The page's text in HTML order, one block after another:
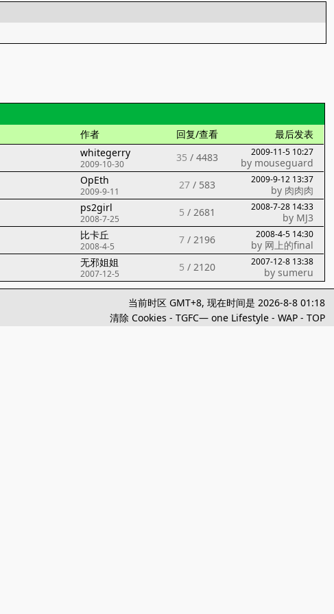
作者 回复/查看 最后发表
whitegerry
2009-10-30
35 / 4483 2009-11-5 10:27
by mouseguard
OpEth
2009-9-11
27/ 583 2009-9-12 13:37
by 肉肉肉
ps2girl
2008-7-25
5 / 2681 2008-7-28 14:33
by MJ3
比卡丘
2008-4-5
7/ 2196 2008-4-5 14:30
by 网上的final
无邪姐姐
2007-12-5
5 / 2120 2007-12-8 13:38
bysumeru
当前时区 GMT+8, 现在时间是 2026-8-8 01:18
清除 Cookies - TGFC— one Lifestyle- WAP- TOP